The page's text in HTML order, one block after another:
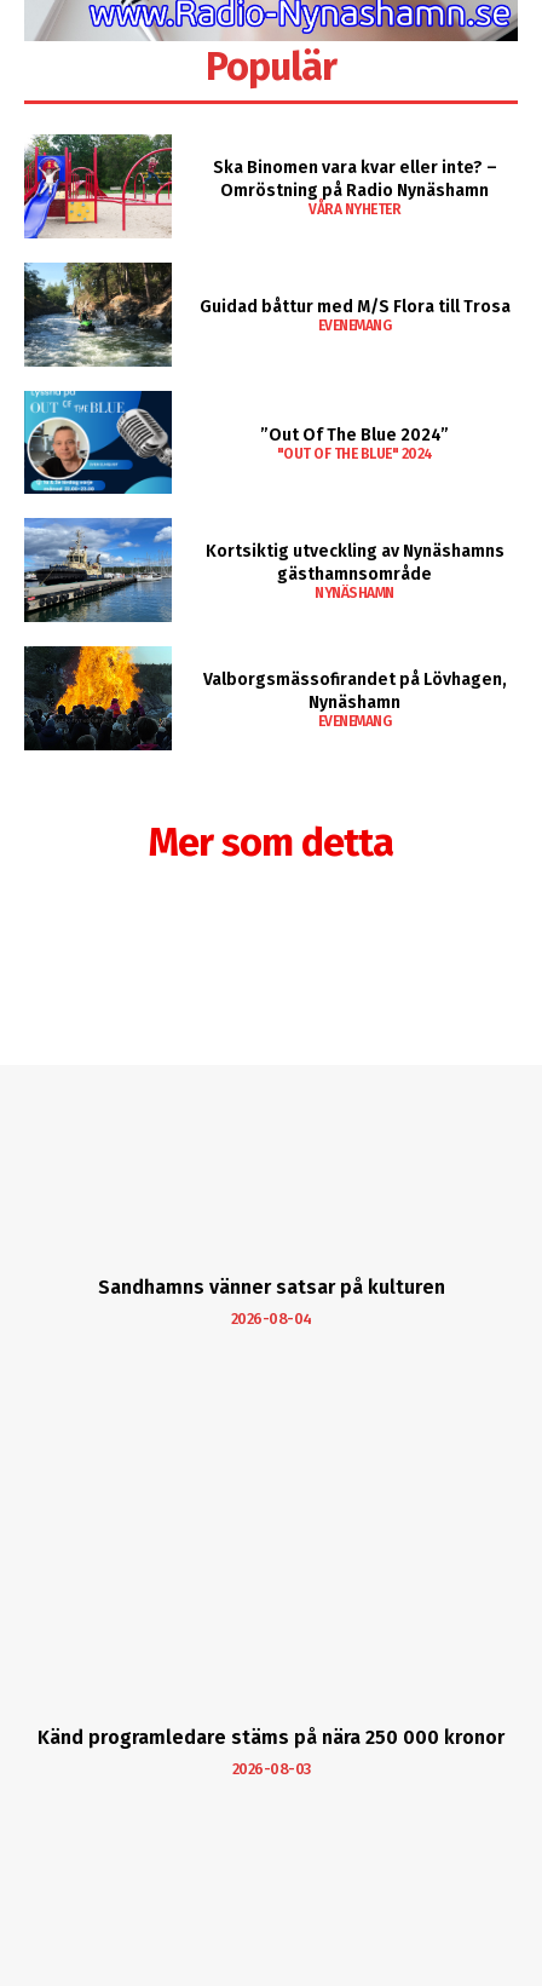
Populär
Ska Binomen vara kvar eller inte? –
Omröstning på Radio Nynäshamn
VÅRA NYHETER
Guidad båttur med M/S Flora till Trosa
EVENEMANG
”Out Of The Blue 2024”
"OUT OF THE BLUE" 2024
Kortsiktig utveckling av Nynäshamns
gästhamnsområde
NYNÄSHAMN
Valborgsmässofirandet på Lövhagen,
Nynäshamn
EVENEMANG
Mer som detta
Sandhamns vänner satsar på kulturen
2026-08-04
Känd programledare stäms på nära 250 000 kronor
2026-08-03